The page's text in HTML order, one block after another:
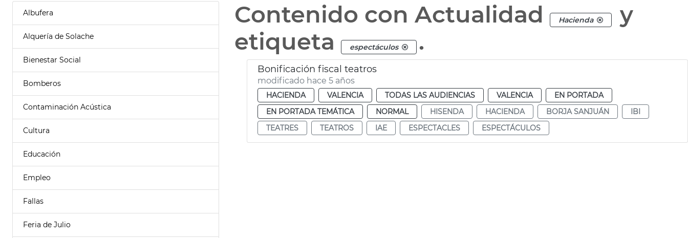
Albufera
Alquería de Solache
Bienestar Social
Bomberos
Contaminación Acústica
Cultura
Educación
Empleo
Fallas
Feria de Julio
Contenido con Actualidad Hacienda
y
etiqueta
espectáculos .
Bonificación fiscal teatros
modificado hace 5 años
HACIENDA VALENCIA TODAS LAS AUDIENCIAS VALENCIA
EN PORTADA
EN PORTADA TEMÁTICA
NORMAL HISENDA HACIENDA BORJA SANJUÁN
IBI
TEATRES
TEATROS IAE ESPECTACLES ESPECTÁCULOS